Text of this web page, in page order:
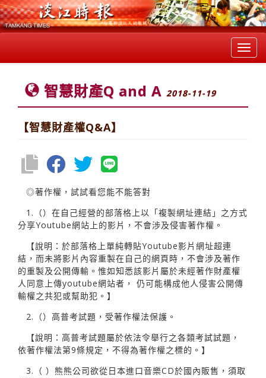
智慧財產Q and A 2018-11-19
【智慧財產權Q&A】
◎著作權，試試看您能不能答對
1.（）在自己經營的部落格上以「複製網址連結」之方式
分享Youtube網站上的影片，不會涉及侵害著作權。
【說明：於部落格上單純轉貼Youtube影片網址超連
結，而未將影片內容重製在自己的網頁時，不會涉及著作
的重製及公開傳輸。惟如知悉該影片屬於未經著作財產權
人同意上傳youtube網站者， 仍可能構成他人侵害公開傳
輸權之共犯或幫助犯。】
2.（）高普考試題，受著作權法保護。
【說明：高普考試題屬於依法令舉行之各類考試試題，
依著作權法第9條規定，不得為著作權之標的。】
3.（ ）熊熊公司欲從日本進口音樂CD於國內販售，須取